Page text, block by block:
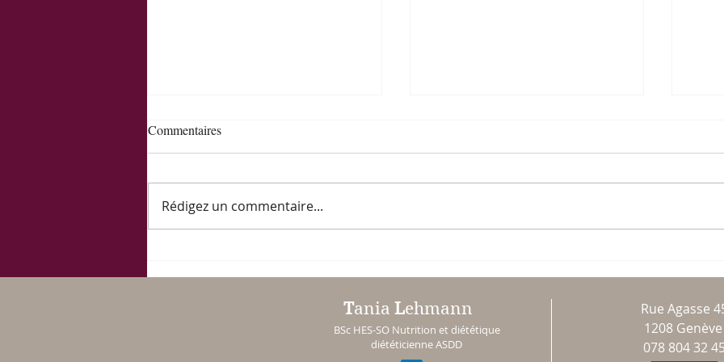
amaigrissants sont-ils
Le
Commentaires
Rédigez un commentaire...
Tania Lehmann
BSc HES-SO Nutrition et diététique
diététicienne ASDD
Rue Agasse
1208 Genève
078 804 32 45